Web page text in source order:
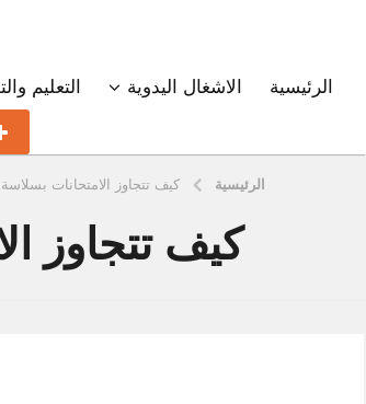
الرئيسية الاشغال اليدوية التعليم
الرئيسية كيف تتجاوز الامتحانات بسلاسة
كيف تتجاوز